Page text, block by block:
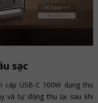
sạc
USB-C 100W dạng thu
và tự động thu lại sau khi